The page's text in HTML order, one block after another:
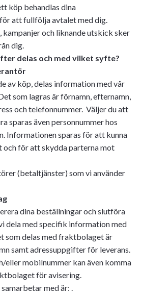
köp behandlas dina
att fullfölja avtalet med dig.
och liknande utskick sker
dig.
delas och med vilket syfte?
av köp, delas information med vår
som lagras är förnamn, efternamn,
och telefonnummer. Väljer du att
sparas även personnummer hos
Informationen sparas för att kunna
och för att skydda parterna mot
(betaltjänster) som vi använder
dina beställningar och slutföra
dela med specifik information med
delas med fraktbolaget är
samt adressuppgifter för leverans.
eller mobilnummer kan även komma
för avisering.
med är: .